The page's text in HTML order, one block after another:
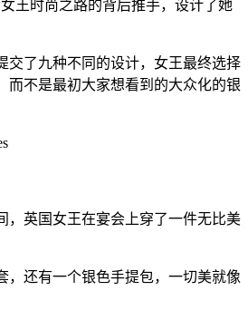
女王时尚之路的背后推手，设计了她
交了九种不同的设计，女王最终选择
而不是最初大家想看到的大众化的银
，英国女王在宴会上穿了一件无比美
，还有一个银色手提包，一切美就像